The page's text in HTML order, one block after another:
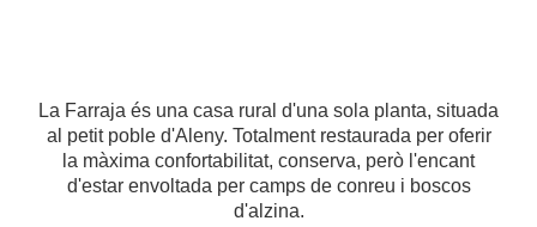
La Farraja és una casa rural d'una sola planta, situada
al petit poble d'Aleny. Totalment restaurada per oferir
la màxima confortabilitat, conserva, però l'encant
d'estar envoltada per camps de conreu i boscos
d'alzina.